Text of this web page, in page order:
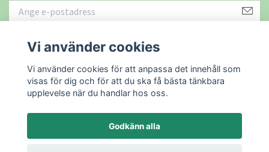
Läs mer
Vi använder cookies
Vi använder cookies för att anpassa det innehåll som
visas för dig och för att du ska få bästa tänkbara
upplevelse när du handlar hos oss.
Godkänn alla